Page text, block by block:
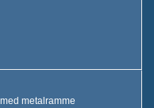
metalramme